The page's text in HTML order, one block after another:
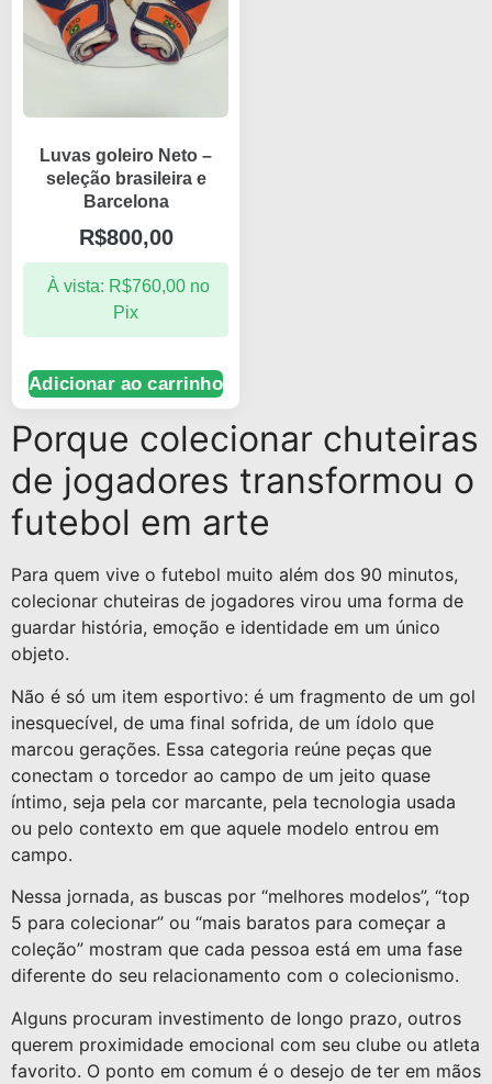
Luvas goleiro Neto –
seleção brasileira e
Barcelona
R$800,00
À vista: R$760,00 no
Pix
Adicionar ao carrinho
Porque colecionar chuteiras
de jogadores transformou o
futebol em arte
Para quem vive o futebol muito além dos 90 minutos,
colecionar chuteiras de jogadores virou uma forma de
guardar história, emoção e identidade em um único
objeto.
Não é só um item esportivo: é um fragmento de um gol
inesquecível, de uma final sofrida, de um ídolo que
marcou gerações. Essa categoria reúne peças que
conectam o torcedor ao campo de um jeito quase
íntimo, seja pela cor marcante, pela tecnologia usada
ou pelo contexto em que aquele modelo entrou em
campo.
Nessa jornada, as buscas por “melhores modelos”, “top
5 para colecionar” ou “mais baratos para começar a
coleção” mostram que cada pessoa está em uma fase
diferente do seu relacionamento com o colecionismo.
Alguns procuram investimento de longo prazo, outros
querem proximidade emocional com seu clube ou atleta
favorito. O ponto em comum é o desejo de ter em mãos